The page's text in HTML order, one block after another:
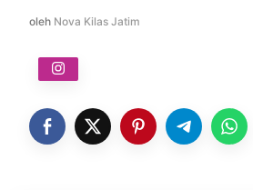
oleh Nova Kilas Jatim